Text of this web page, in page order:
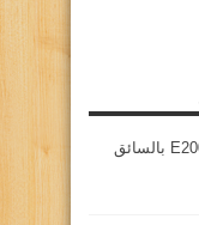
تأجير سيارات مرسيدس E200 بالسائق